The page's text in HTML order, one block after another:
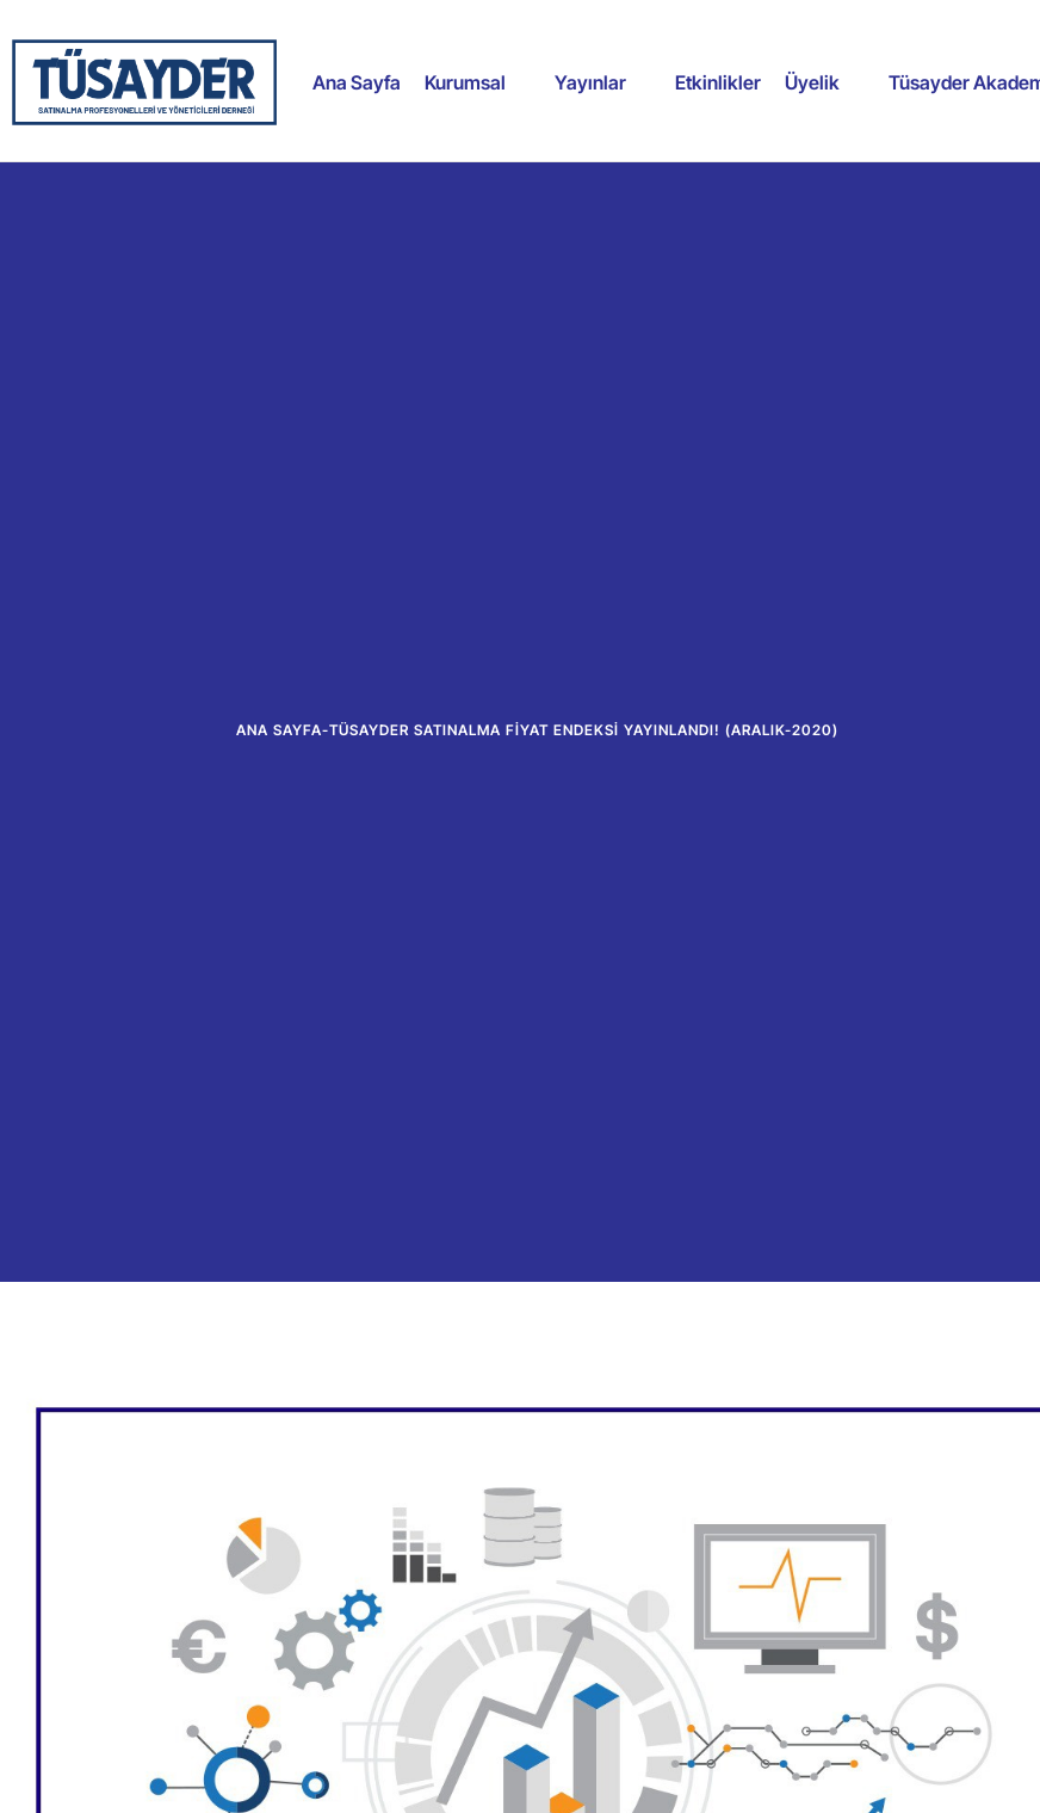
Ana Sayfa Kurumsal Yayınlar Etkinlikler Üyelik Tüsayder
ANA SAYFA-TÜSAYDER SATINALMA FIYAT ENDEKSI YAYINLANDI! (ARALIK-2020)